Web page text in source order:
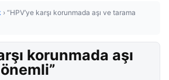
› “HPV’ye karşı korunmada aşı ve tarama
korunmada aşı